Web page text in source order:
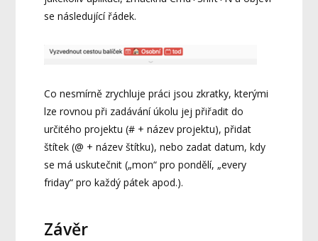
se následující řádek.
Co nesmírně zrychluje práci jsou zkratky, kterými
lze rovnou při zadávání úkolu jej přiřadit do
určitého projektu (# + název projektu), přidat
štítek (@ + název štítku), nebo zadat datum, kdy
se má uskutečnit („mon“ pro pondělí, „every
friday“ pro každý pátek apod.).
Závěr